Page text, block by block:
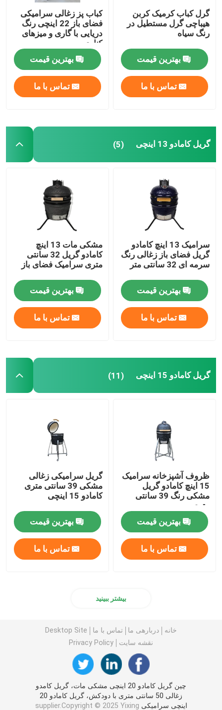
گریل کامادو 23 اینچ
گریل کامادو 24 اینچ
لوازم جانبی گریل کامادو
قابلمه سرامیکی فضای باز
قابلمه های سرامیکی داخلی
گرل کباب کرمیک کربن
هیباچی گرل مستطیل در
رنگ سیاه
بهترین قیمت
تماس با ما
کباب پز زغالی سرامیکی
فضای باز 22 اینچی رنگ
دریایی با گاری و میزهای
کناری
بهترین قیمت
تماس با ما
گریل کامادو 13 اینچی (5)
سرامیک 13 اینچ کامادو
گریل فضای باز زغالی رنگ
سرمه ای 32 سانتی متر
بهترین قیمت
تماس با ما
مشکی مات 13 اینچ
کامادو گریل 32 سانتی
متری سرامیک فضای باز
بهترین قیمت
تماس با ما
گریل کامادو 15 اینچی (11)
ظروف آشپزخانه سرامیک
15 اینچ کامادو گریل
مشکی رنگ 39 سانتی
متری
بهترین قیمت
تماس با ما
گریل سرامیکی زغالی
مشکی 39 سانتی متری
کامادو 15 اینچی
بهترین قیمت
تماس با ما
بیشتر ببینید
خانه دربارهی ما تماس با ما
Desktop Site
نقشه سایت
Privacy Policy
چین گریل کامادو 20 اینچی مشکی مات، گریل کامدو
زغالی 50 سانتی متری با دودکش، گریل کامادو 20
اینچی سرامیکی supplier.Copyright © 2025 Yixing